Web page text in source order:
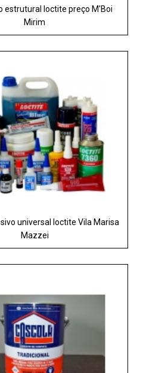
estrutural loctite preço M'Boi
Mirim
universal loctite Vila Marisa
Mazzei